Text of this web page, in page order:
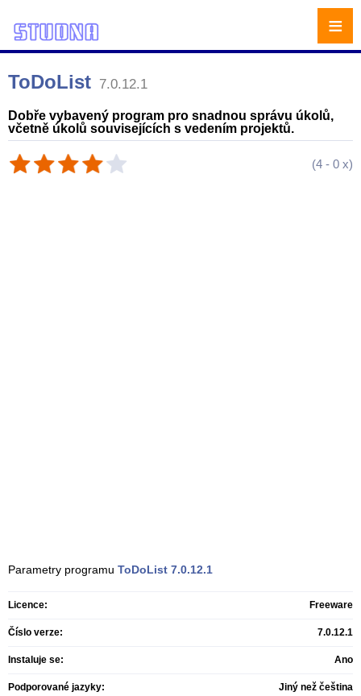
ToDoList 7.0.12.1
Dobře vybavený program pro snadnou správu úkolů,
včetně úkolů souvisejících s vedením projektů.
(4 - 0 x)
Parametry programu ToDoList 7.0.12.1
Licence: Freeware
Číslo verze: 7.0.12.1
Instaluje se: Ano
Podporované jazyky: Jiný než čeština
≡